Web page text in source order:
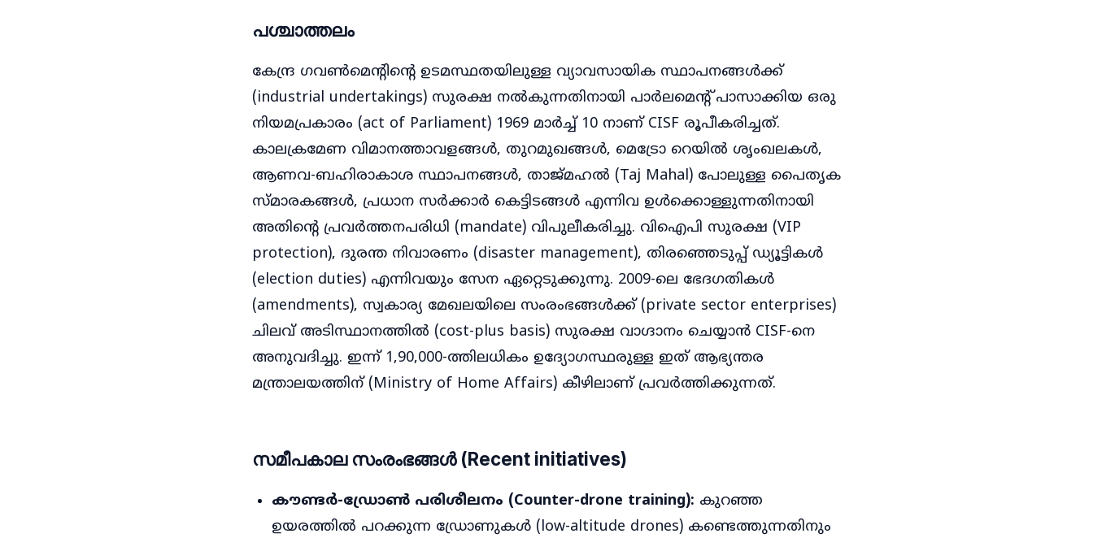
പശ്ചാത്തലം
കേന്ദ്ര ഗവൺമെന്റിന്റെ ഉടമസ്ഥതയിലുള്ള വ്യാവസായിക സ്ഥാപനങ്ങൾക്ക്
(industrial undertakings) സുരക്ഷ നൽകുന്നതിനായി പാർലമെന്റ് പാസാക്കിയ ഒരു
നിയമപ്രകാരം (act of Parliament) 1969 മാർച്ച് 10 നാണ് CISF രൂപീകരിച്ചത്.
കാലക്രമേണ വിമാനത്താവളങ്ങൾ, തുറമുഖങ്ങൾ, മെട്രോ റെയിൽ ശൃംഖലകൾ,
ആണവ-ബഹിരാകാശ സ്ഥാപനങ്ങൾ, താജ്മഹൽ (Taj Mahal) പോലുള്ള പൈതൃക
സ്മാരകങ്ങൾ, പ്രധാന സർക്കാർ കെട്ടിടങ്ങൾ എന്നിവ ഉൾക്കൊള്ളുന്നതിനായി
അതിന്റെ പ്രവർത്തനപരിധി (mandate) വിപുലീകരിച്ചു. വിഐപി സുരക്ഷ (VIP
protection), ദുരന്ത നിവാരണം (disaster management), തിരഞ്ഞെടുപ്പ് ഡ്യൂട്ടികൾ
(election duties) എന്നിവയും സേന ഏറ്റെടുക്കുന്നു. 2009-ലെ ഭേദഗതികൾ
(amendments), സ്വകാര്യ മേഖലയിലെ സംരംഭങ്ങൾക്ക് (private sector enterprises)
ചിലവ് അടിസ്ഥാനത്തിൽ (cost-plus basis) സുരക്ഷ വാഗ്ദാനം ചെയ്യാൻ CISF-നെ
അനുവദിച്ചു. ഇന്ന് 1,90,000-ത്തിലധികം ഉദ്യോഗസ്ഥരുള്ള ഇത് ആഭ്യന്തര
മന്ത്രാലയത്തിന് (Ministry of Home Affairs) കീഴിലാണ് പ്രവർത്തിക്കുന്നത്.
സമീപകാല സംരംഭങ്ങൾ (Recent initiatives)
കൗണ്ടർ-ഡ്രോൺ പരിശീലനം (Counter-drone training): കുറഞ്ഞ
ഉയരത്തിൽ പറക്കുന്ന ഡ്രോണുകൾ (low-altitude drones) കണ്ടെത്തുന്നതിനും